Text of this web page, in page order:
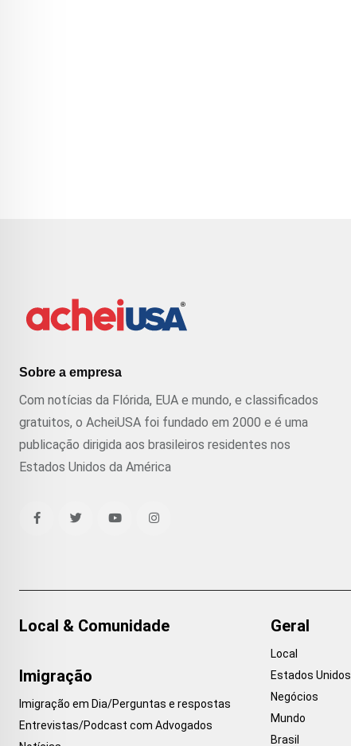
Sobre a empresa
Com notícias da Flórida, EUA e mundo, e classificados
gratuitos, o AcheiUSA foi fundado em 2000 e é uma
publicação dirigida aos brasileiros residentes nos
Estados Unidos da América
Local & Comunidade
Imigração
Imigração em Dia/Perguntas e respostas
Entrevistas/Podcast com Advogados
Geral
Local
Estados Unidos
Negócios
Mundo
Brasil